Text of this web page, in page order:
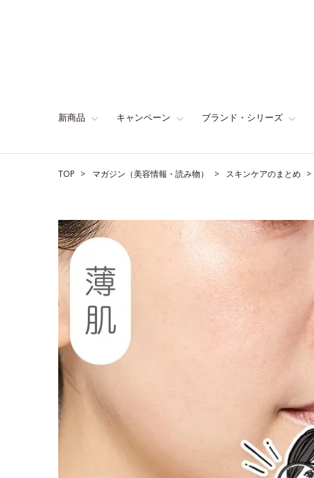
新商品 キャンペーン ブランド・シリーズ
TOP マガジン（美容情報・読み物） スキンケアのまとめ